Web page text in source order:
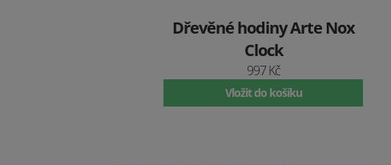
Dřevěné hodiny Arte Nox
Clock
997 Kč
Vložit do košíku